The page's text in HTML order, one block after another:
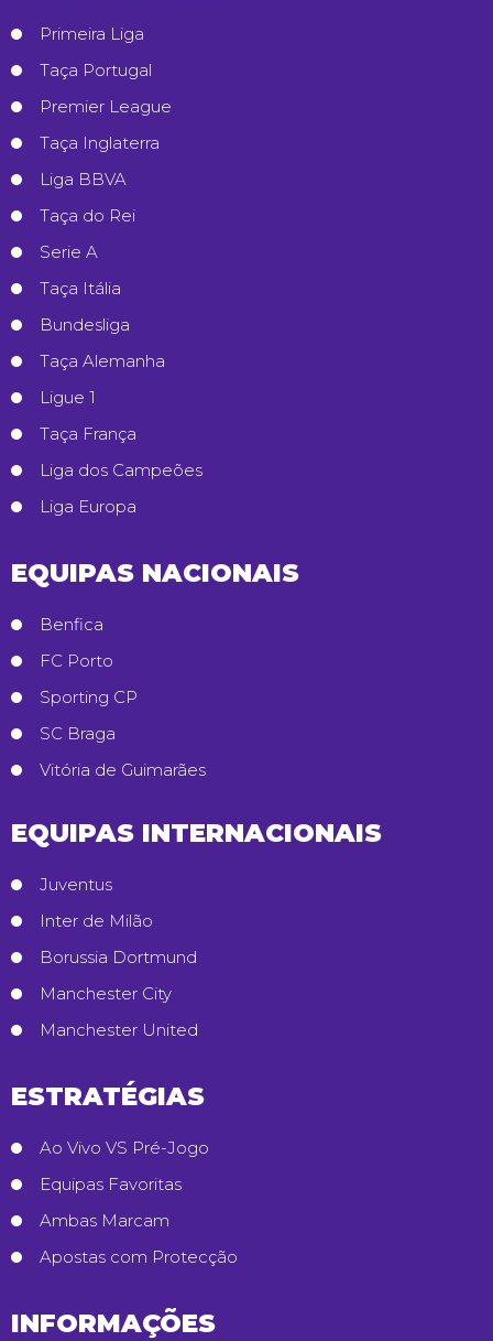
Primeira Liga
Taça Portugal
Premier League
Taça Inglaterra
Liga BBVA
Taça do Rei
Serie A
Taça Itália
Bundesliga
Taça Alemanha
Ligue 1
Taça França
Liga dos Campeões
Liga Europa
EQUIPAS NACIONAIS
Benfica
FC Porto
Sporting CP
SC Braga
Vitória de Guimarães
EQUIPAS INTERNACIONAIS
Juventus
Inter de Milão
Borussia Dortmund
Manchester City
Manchester United
ESTRATÉGIAS
Ao Vivo VS Pré-Jogo
Equipas Favoritas
Ambas Marcam
Apostas com Protecção
INFORMAÇÕES